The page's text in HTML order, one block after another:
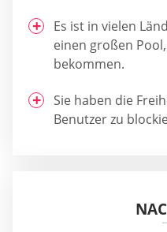
Es ist in vielen
einen großen
bekommen.
Sie haben die
Benutzer zu